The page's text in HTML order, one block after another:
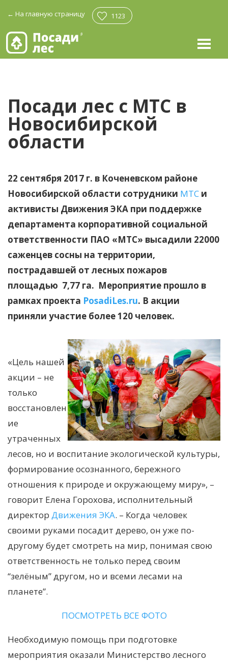
← На главную страницу 1123
Посади лес с МТС в
Новосибирской
области
22 сентября 2017 г. в Коченевском районе
Новосибирской области сотрудники МТС и
активисты Движения ЭКА при поддержке
департамента корпоративной социальной
ответственности ПАО «МТС» высадили 22000
саженцев сосны на территории,
пострадавшей от лесных пожаров
площадью 7,77 га. Мероприятие прошло в
рамках проекта PosadiLes.ru. В акции
приняли участие более 120 человек.
«Цель нашей
акции – не
только
восстановлен
ие
утраченных
лесов, но и воспитание экологической культуры,
формирование осознанного, бережного
отношения к природе и окружающему миру», –
говорит Елена Горохова, исполнительный
директор Движения ЭКА. – Когда человек
своими руками посадит дерево, он уже по-
другому будет смотреть на мир, понимая свою
ответственность не только перед своим
“зелёным” другом, но и всеми лесами на
планете”.
ПОСМОТРЕТЬ ВСЕ ФОТО
Необходимую помощь при подготовке
мероприятия оказали Министерство лесного